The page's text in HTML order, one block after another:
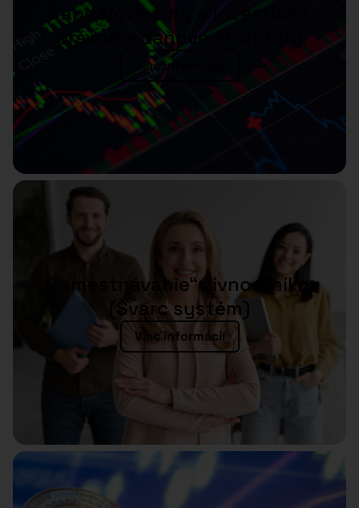
Kapitálové trhy a investičné
právne a daňové štruktúry
Viac informácií
„Zamestnávanie“ živnostníkov
(Švarc systém)
Viac informácií